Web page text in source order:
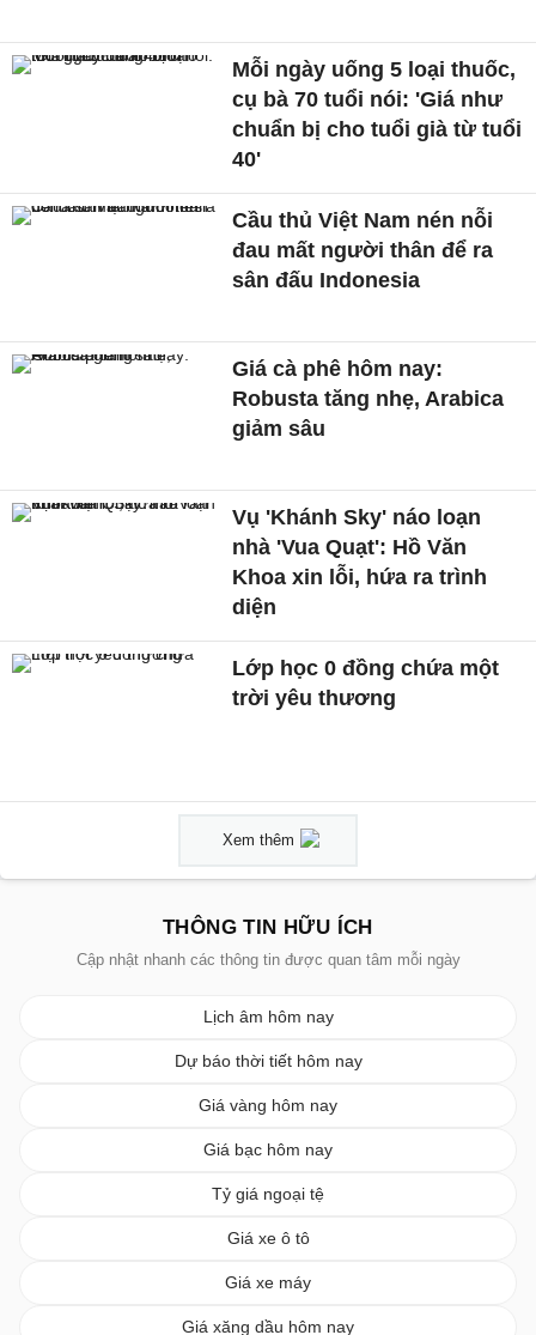
Mỗi ngày uống 5 loại thuốc,
cụ bà 70 tuổi nói: 'Giá như
chuẩn bị cho tuổi già từ tuổi
40'
Cầu thủ Việt Nam nén nỗi
đau mất người thân để ra
sân đấu Indonesia
Giá cà phê hôm nay:
Robusta tăng nhẹ, Arabica
giảm sâu
Vụ 'Khánh Sky' náo loạn
nhà 'Vua Quạt': Hồ Văn
Khoa xin lỗi, hứa ra trình
diện
Lớp học 0 đồng chứa một
trời yêu thương
Xem thêm
THÔNG TIN HỮU ÍCH
Cập nhật nhanh các thông tin được quan tâm mỗi ngày
Lịch âm hôm nay
Dự báo thời tiết hôm nay
Giá vàng hôm nay
Giá bạc hôm nay
Tỷ giá ngoại tệ
Giá xe ô tô
Giá xe máy
Giá xăng dầu hôm nay